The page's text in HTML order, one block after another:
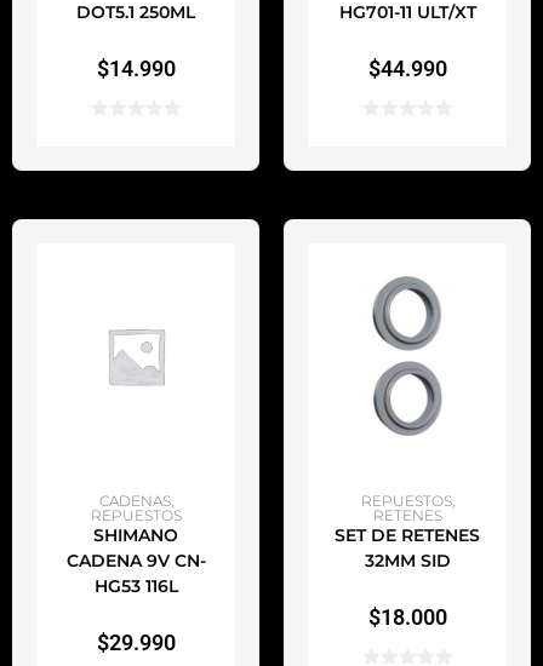
DOT5.1 250ML
$14.990
HG701-11 ULT/XT
$44.990
AÑADIR AL CARRITO
CADENAS,
REPUESTOS
SHIMANO
CADENA 9V CN-
HG53 116L
$29.990
AÑADIR AL CARRITO
REPUESTOS,
RETENES
SET DE RETENES
32MM SID
$18.000